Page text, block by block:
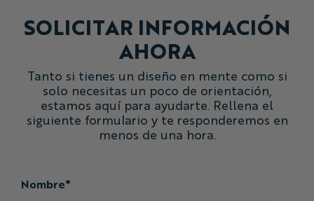
SOLICITAR INFORMACIÓN
AHORA
Tanto si tienes un diseño en mente como si
solo necesitas un poco de orientación,
estamos aquí para ayudarte. Rellena el
siguiente formulario y te responderemos en
menos de una hora.
Nombre*